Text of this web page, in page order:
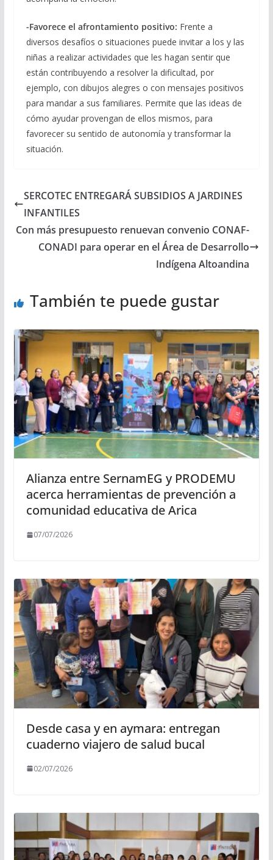
-Favorece el afrontamiento positivo: Frente a
diversos desafíos o situaciones puede invitar a los y las
niñas a realizar actividades que les hagan sentir que
están contribuyendo a resolver la dificultad, por
ejemplo, con dibujos alegres o con mensajes positivos
para mandar a sus familiares. Permite que las ideas de
cómo ayudar provengan de ellos mismos, para
favorecer su sentido de autonomía y transformar la
situación.
SERCOTEC ENTREGARÁ SUBSIDIOS A JARDINES
INFANTILES
Con más presupuesto renuevan convenio CONAF-
CONADI para operar en el Área de Desarrollo
Indígena Altoandina
También te puede gustar
Alianza entre SernamEG y PRODEMU
acerca herramientas de prevención a
comunidad educativa de Arica
07/07/2026
Desde casa y en aymara: entregan
cuaderno viajero de salud bucal
02/07/2026